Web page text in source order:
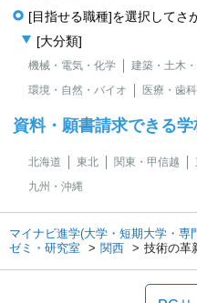
[目指せる職種]を選択してさ
[大分類]
機械・電気・化学 建築・土木
環境・自然・バイオ
医療・歯
資料・願書請求できる
北海道 東北 関東・甲信越
九州・沖縄
マイナビ進学(大学・短期大学・専
ゼミ・研究室
関西 技術の革